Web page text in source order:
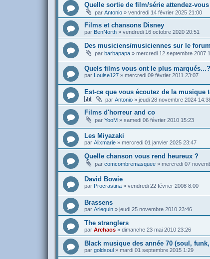
Quelle sortie de film/série attendez-
par Antonio » vendredi 14 février 2025 21:00
Films et chansons Disney
par BenNorth » vendredi 16 octobre 2020 20:51
Des musiciens/musiciennes sur le
par barbapapa » mercredi 12 septembre 2007
Quels films vous ont le plus marqués...?
par Louise127 » mercredi 09 février 2011 23:07
Est-ce que vous écoutez de la musique
par Antonio » jeudi 28 novembre 2024
Films d'horreur and co
par YooM » samedi 06 février 2010 15:23
Les Miyazaki
par Alixmarie » mercredi 01 janvier 2025 23:47
Quelle chanson vous rend heureux ?
par comcombremasquee » mercredi 07
David Bowie
par Procrastina » vendredi 22 février 2008 8:00
Brassens
par Arlequin » jeudi 25 novembre 2010 23:46
The stranglers
par Archaos » dimanche 23 mai 2010 23:26
Black musique des année 70 (soul,
par goldsoul » mardi 01 septembre 2015 1:29